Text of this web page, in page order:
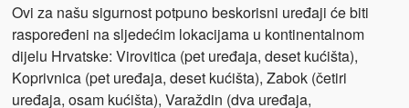
Ovi za našu sigurnost potpuno beskorisni uređaji će biti
raspoređeni na sljedećim lokacijama u kontinentalnom
dijelu Hrvatske: Virovitica (pet uređaja, deset kućišta),
Koprivnica (pet uređaja, deset kućišta), Zabok (četiri
uređaja, osam kućišta), Varaždin (dva uređaja,